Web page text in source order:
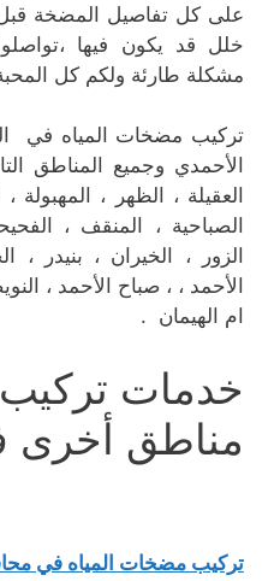
على كل تفاصيل المضخة قبل
خلل قد يكون فيها
مشكلة طارئة ولكم كل
تركيب مضخات المياه في
الأحمدي وجميع المناطق
العقيلة ، الظهر ، المهبولة
الصباحية ، المنقف ،
الزور ، الخيران ، بنيدر ،
الأحمد ، ، صباح الأحمد ،
ام الهيمان .
خدمات
مناطق أخرى
تركيب مضخات المياه في